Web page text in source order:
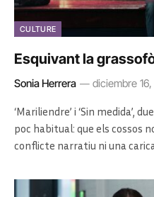
CULTURE
Esquivant la
Sonia Herrera diciembre
‘Mariliendre’ i ‘Sin medida’,
poc habitual: que els cossos
conflicte narratiu ni una